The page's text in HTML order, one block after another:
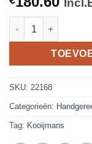
Tegelklopper DE
SKU: 22168
Categorieën:
Tag: Kooijmans